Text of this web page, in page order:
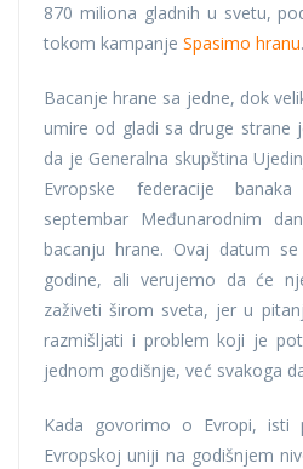
870 miliona gladnih u svetu,
tokom kampanje Spasimo hranu.
Bacanje hrane sa jedne, dok
umire od gladi sa druge strane
da je Generalna skupština
Evropske federacije
septembar Međunarodnim
bacanju hrane. Ovaj datum
godine, ali verujemo da će
zaživeti širom sveta, jer u
razmišljati i problem koji je
jednom godišnje, već svakoga
Kada govorimo o Evropi,
Evropskoj uniji na godišnjem